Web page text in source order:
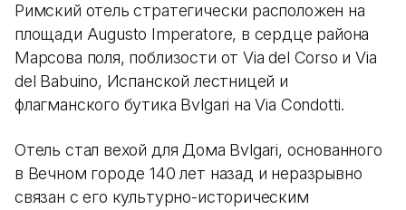
Римский отель стратегически расположен на
площади Augusto Imperatore, в сердце района
Марсова поля, поблизости от Via del Corso и Via
del Babuino, Испанской лестницей и
флагманского бутика Bvlgari на Via Condotti.
Отель стал вехой для Дома Bvlgari, основанного
в Вечном городе 140 лет назад и неразрывно
связан с его культурно-историческим